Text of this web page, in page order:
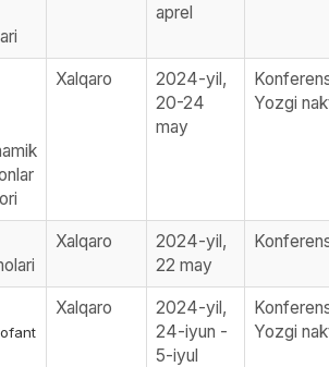
aprel
Xalqaro
2024-yil,
20-24
may
Yozgi
Xalqaro
2024-yil,
22 may
Xalqaro
2024-yil,
24-iyun -
5-iyul
Yozgi